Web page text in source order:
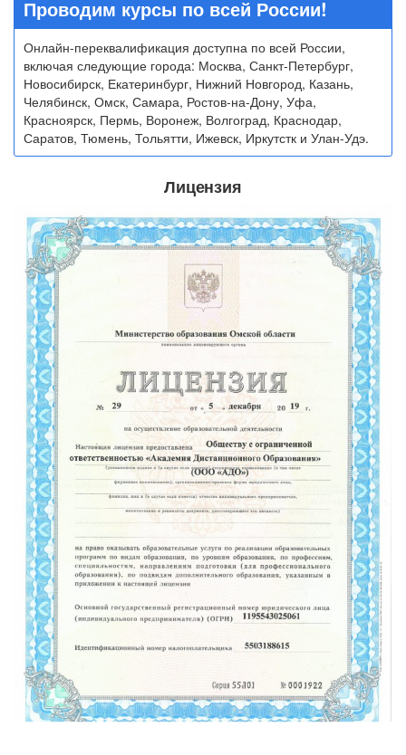
Проводим курсы по всей России!
Онлайн-переквалификация доступна по всей России,
включая следующие города: Москва, Санкт-Петербург,
Новосибирск, Екатеринбург, Нижний Новгород, Казань,
Челябинск, Омск, Самара, Ростов-на-Дону, Уфа,
Красноярск, Пермь, Воронеж, Волгоград, Краснодар,
Саратов, Тюмень, Тольятти, Ижевск, Иркутстк и Улан-Удэ.
Лицензия